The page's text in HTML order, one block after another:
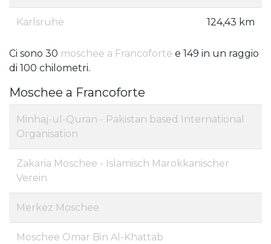
Karlsruhe 124,43 km
Ci sono 30 moschee a Francoforte e 149 in un raggio
di 100 chilometri.
Moschee a Francoforte
Minhaj-ul-Quran - Pakistan based International
Organisation
Zakaria Moschee - Islamisch Marokkanischer
Verein
Merkez Moschee
Moschee Omar Bin Al-Khattab